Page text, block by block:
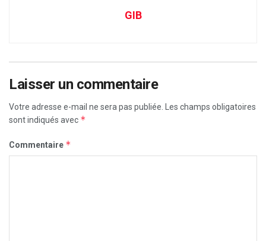
GIB
Laisser un commentaire
Votre adresse e-mail ne sera pas publiée.
Les champs obligatoires
sont indiqués avec *
Commentaire *